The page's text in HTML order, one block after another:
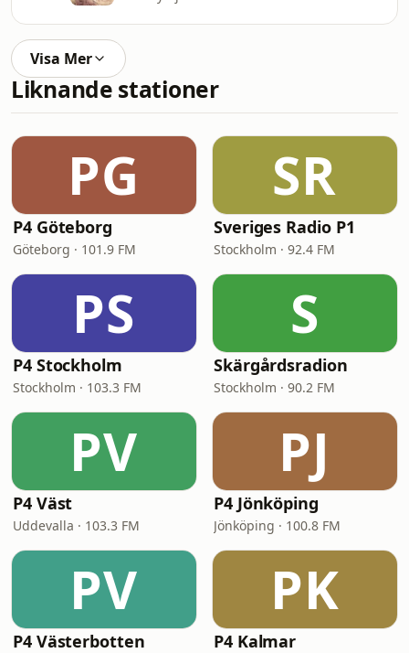
Visa Mer
Liknande stationer
PG
P4 Göteborg
Göteborg · 101.9 FM
SR
Sveriges Radio P1
Stockholm · 92.4 FM
PS
P4 Stockholm
Stockholm · 103.3 FM
S
Skärgårdsradion
Stockholm · 90.2 FM
PV
P4 Väst
Uddevalla · 103.3 FM
PJ
P4 Jönköping
Jönköping · 100.8 FM
PV
P4 Västerbotten
PK
P4 Kalmar